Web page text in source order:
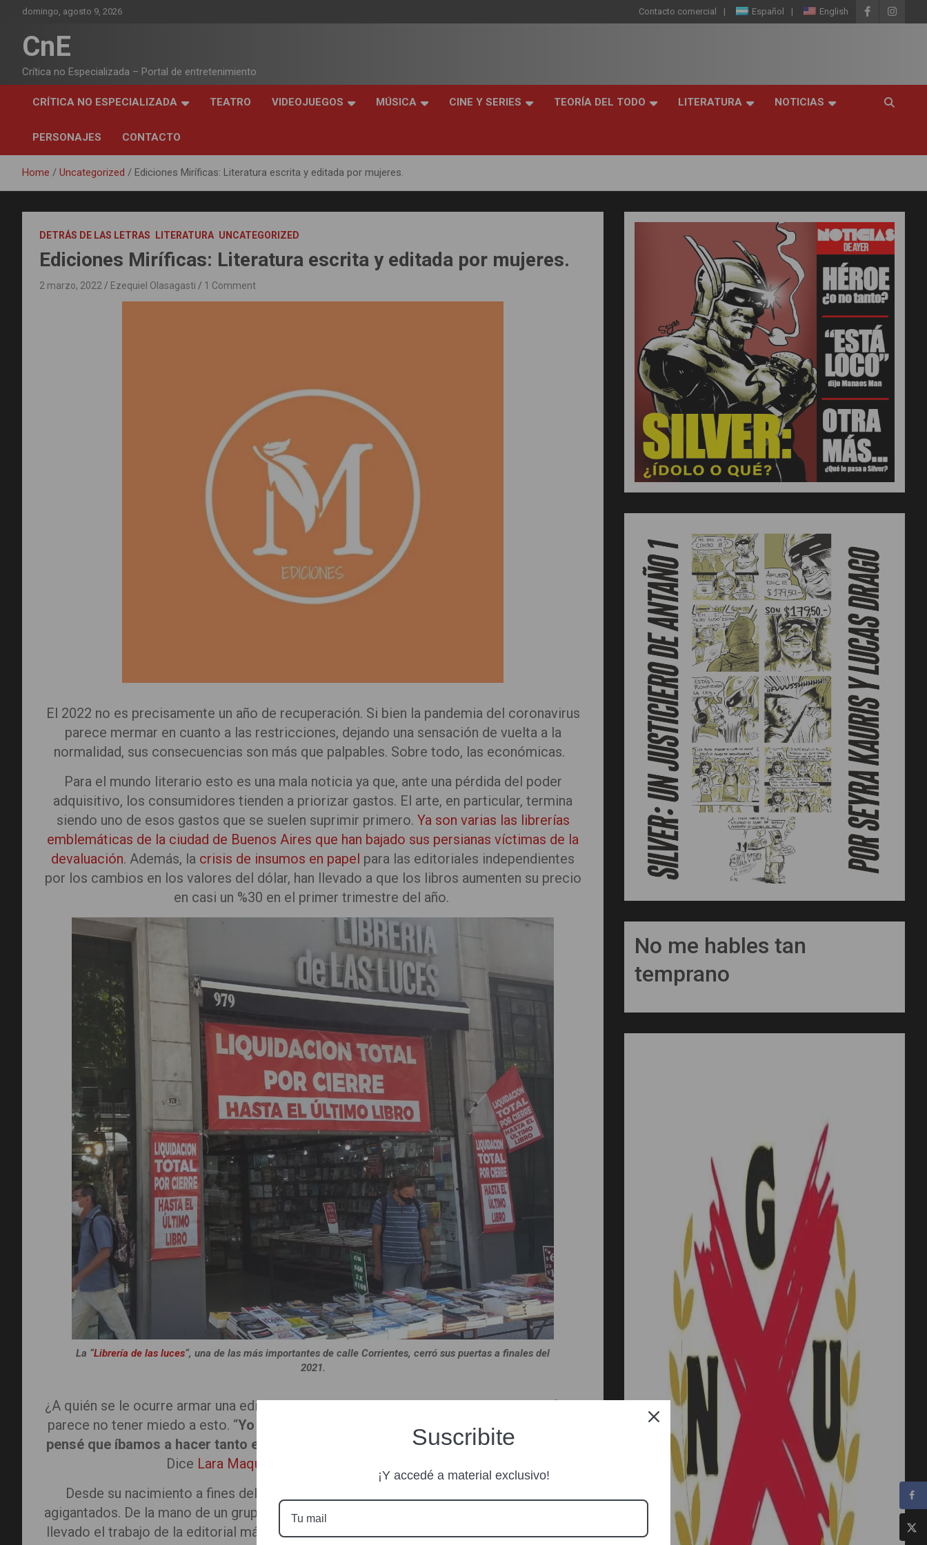
content
domingo, agosto 9, 2026 Contacto comercial Español English
CnE
Crítica no Especializada – Portal de entretenimiento
CRÍTICA NO ESPECIALIZADA TEATRO VIDEOJUEGOS MÚSICA CINE Y SERIES TEORÍA DEL TODO LITERATURA NOTICIAS
PERSONAJES CONTACTO
Home Uncategorized Ediciones Miríficas: Literatura escrita y editada por mujeres.
DETRÁS DE LAS LETRAS LITERATURA UNCATEGORIZED
Ediciones Miríficas: Literatura escrita y editada por mujeres.
2 marzo, 2022 Ezequiel Olasagasti 1 Comment
El 2022 no es precisamente un año de recuperación. Si bien la pandemia del coronavirus
parece mermar en cuanto a las restricciones, dejando una sensación de vuelta a la
normalidad, sus consecuencias son más que palpables. Sobre todo, las económicas.
Para el mundo literario esto es una mala noticia ya que, ante una pérdida del poder
adquisitivo, los consumidores tienden a priorizar gastos. El arte, en particular, termina
siendo uno de esos gastos que se suelen suprimir primero. Ya son varias las librerías
emblemáticas de la ciudad de Buenos Aires que han bajado sus persianas víctimas de la
devaluación. Además, la crisis de insumos en papel para las editoriales independientes
por los cambios en los valores del dólar, han llevado a que los libros aumenten su precio
en casi un %30 en el primer trimestre del año.
La “Librería de las luces“, una de las más importantes de calle Corrientes, cerró sus puertas a finales del
2021.
¿A quién se le ocurre armar una editorial con la situación así? Bueno,Ediciones Miríficas
parece no tener miedo a esto. “Yo dije hagamos una editorial, después vemos. Nunca
pensé que íbamos a hacer tanto en tan poco tiempo. Nunca pienso en lo económico”
Dice Lara Maqueira
Desde su nacimiento a fines del 2021 a la actualidad,
agigantados. De la mano de un grupo joven conformado exclusivamente por mujeres, han
llevado el trabajo de la editorial más allá del mero hecho de hacer y vender libros. Como
No me hables tan
temprano
Suscribite
¡Y accedé a material exclusivo!